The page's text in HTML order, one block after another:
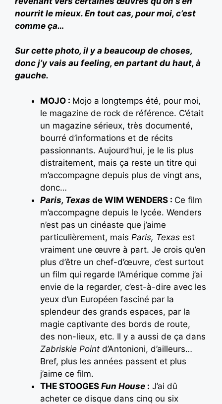
nourrit le mieux. En tout cas, pour moi, c’est
comme ça…
Sur cette photo, il y a beaucoup de choses,
donc j’y vais au feeling, en partant du haut, à
gauche.
MOJO : Mojo a longtemps été, pour moi,
le magazine de rock de référence. C’était
un magazine sérieux, très documenté,
bourré d’informations et de récits
passionnants. Aujourd’hui, je le lis plus
distraitement, mais ça reste un titre qui
m’accompagne depuis plus de vingt ans,
donc…
Paris, Texas de WIM WENDERS : Ce film
m’accompagne depuis le lycée. Wenders
n’est pas un cinéaste que j’aime
particulièrement, mais Paris, Texas est
vraiment une œuvre à part. Je crois qu’en
plus d’être un chef-d’œuvre, c’est surtout
un film qui regarde l’Amérique comme j’ai
envie de la regarder, c’est-à-dire avec les
yeux d’un Européen fasciné par la
splendeur des grands espaces, par la
magie captivante des bords de route,
des non-lieux, etc. Il y a aussi de ça dans
Zabriskie Point d’Antonioni, d’ailleurs…
Bref, plus les années passent et plus
j’aime ce film.
THE STOOGES Fun House : J’ai dû
acheter ce disque dans cinq ou six